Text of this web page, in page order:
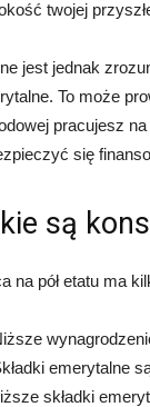
twojej
jest jednak
To może
pracujesz
się
są
na pół etatu ma
emerytalne
składki